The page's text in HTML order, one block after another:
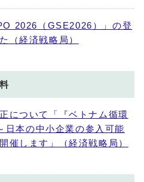
2026（GSE2026）」の登
（経済戦略局）
について「『ベトナム循環
日本の中小企業の参入可能
催します」（経済戦略局）